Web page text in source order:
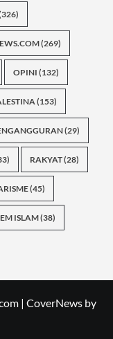
(269)
OPINI (132)
(153)
(29)
RAKYAT(28)
(45)
ISLAM(38)
| CoverNewsby